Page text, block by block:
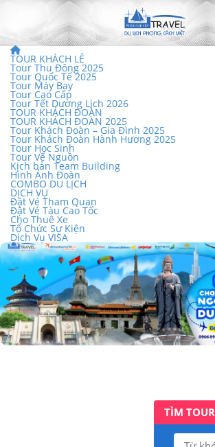
TOUR KHÁCH LẺ
Tour Thu Đông 2025
Tour Quốc Tế 2025
Tour Máy Bay
Tour Cao Cấp
Tour Tết Dương Lịch 2026
TOUR KHÁCH ĐOÀN
TOUR KHÁCH ĐOÀN 2025
Tour Khách Đoàn – Gia Đình 2025
Tour Khách Đoàn Hành Hương 2025
Tour Học Sinh
Tour Về Nguồn
Kịch bản Team Building
Hình Ảnh Đoàn
COMBO DU LỊCH
DỊCH VỤ
Đặt Vé Tham Quan
Đặt Vé Tàu Cao Tốc
Cho Thuê Xe
Tổ Chức Sự Kiện
Dịch Vụ VISA
TÌM TOUR
Tìm